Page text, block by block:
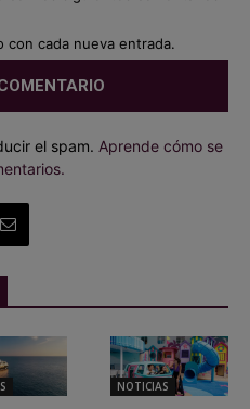
con cada nueva entrada.
el spam. Aprende cómo se
NOTICIAS